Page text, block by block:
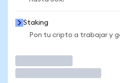
Staking
Pon tu cripto a trabajar y